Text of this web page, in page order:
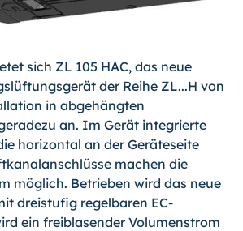
sich ZL 105 HAC, das neue
der Reihe ZL...H von
in abgehängten
an. Im Gerät integrierte
horizontal an der Geräteseite
machen die
möglich. Betrieben wird das neue
dreistufig regelbaren EC-
ein freiblasender Volumenstrom